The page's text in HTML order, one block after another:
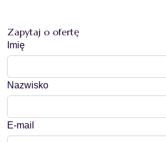
Zapytaj o ofertę
Imię
Nazwisko
E-mail